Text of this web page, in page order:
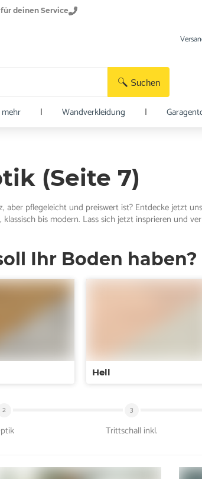
deinen Service
Suchen
| Wandverkleidung |
(Seite 7)
aber pflegeleicht und preiswert ist? Entdecke jetzt
bis modern. Lass sich jetzt insprieren und
Ihr Boden haben?
Hell
2 3
Trittschall inkl.